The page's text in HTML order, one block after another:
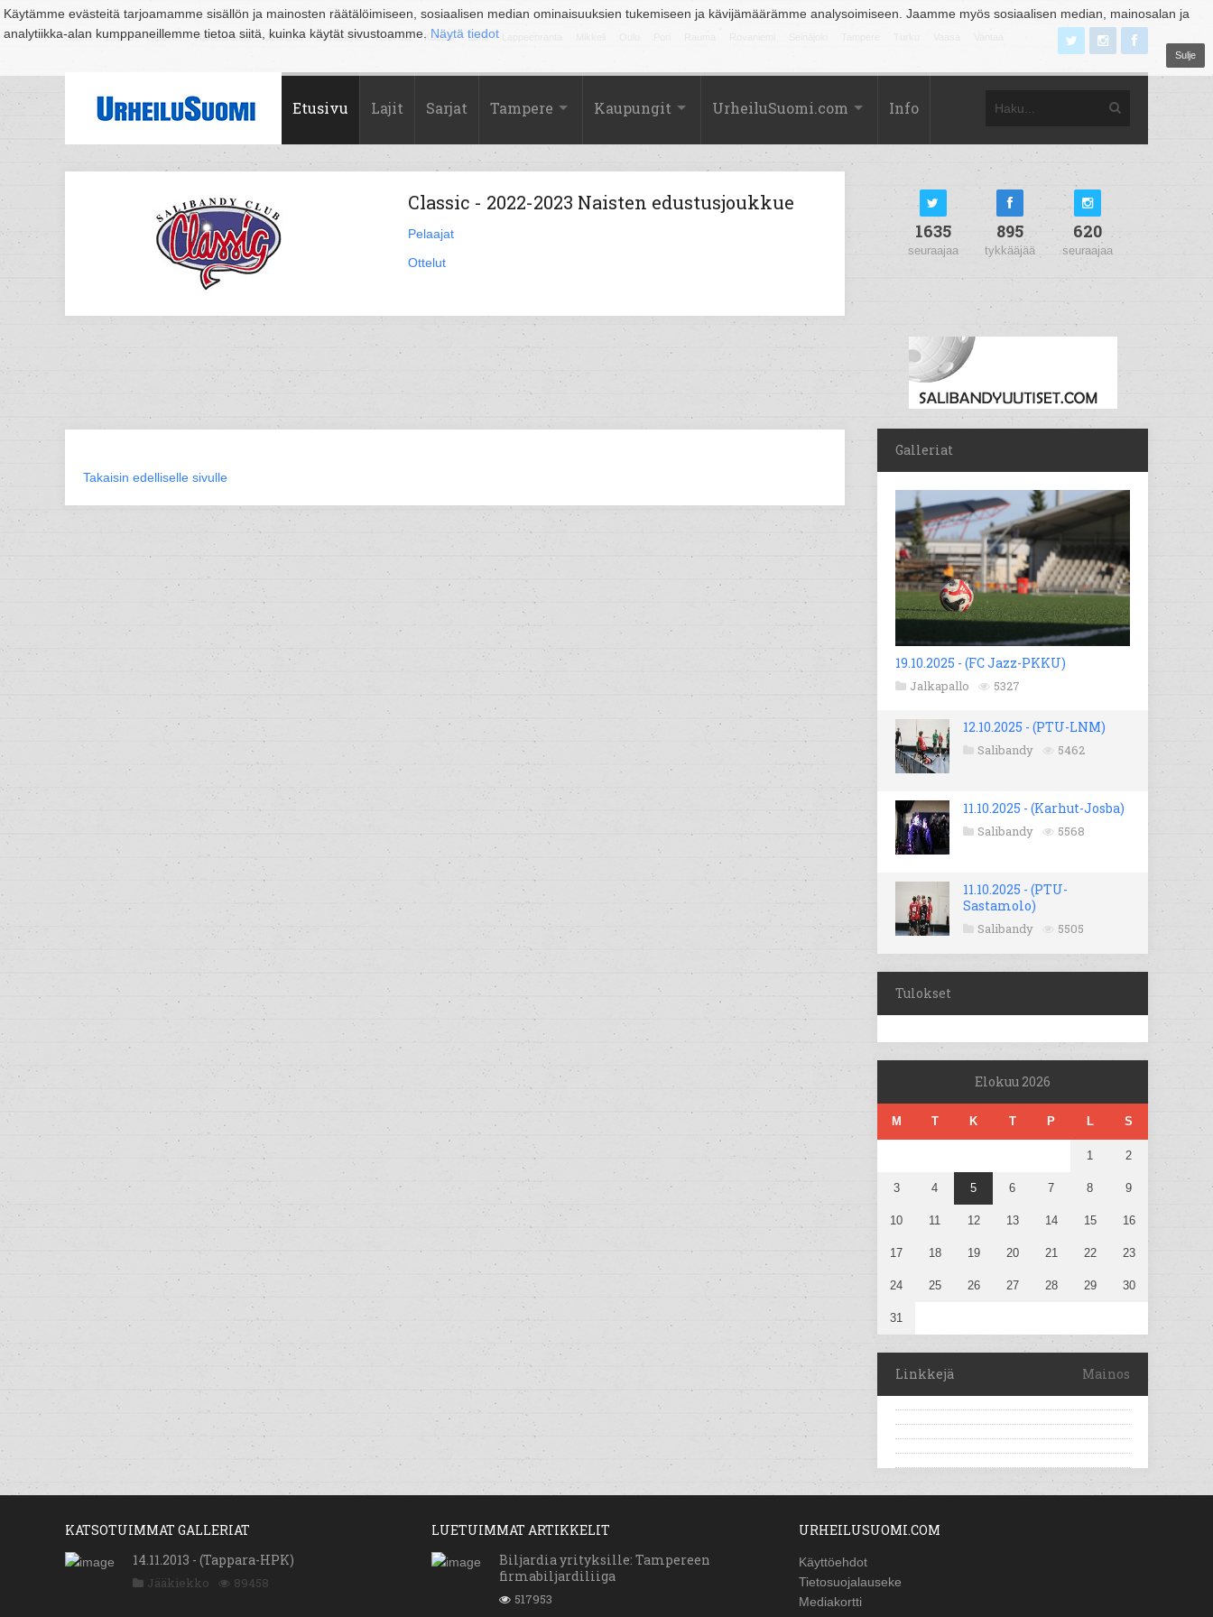
Käytämme evästeitä tarjoamamme sisällön ja mainosten räätälöimiseen, sosiaalisen median ominaisuuksien tukemiseen ja kävijämäärämme analysoimiseen. Jaamme myös sosiaalisen median, mainosalan ja
analytiikka-alan kumppaneillemme tietoa siitä, kuinka käytät sivustoamme. Näytä tiedot
Sulje
Suomi Espoo Helsinki Hämeenlinna Joensuu Jyväskylä Kouvola Kuopio Lahti
Etusivu Lajit Sarjat Tampere Kaupungit UrheiluSuomi.com Info
Classic - 2022-2023 Naisten edustusjoukkue
Pelaajat
Ottelut
Takaisin edelliselle sivulle
1635
seuraajaa
895
tykkääjää
620
seuraajaa
Galleriat
19.10.2025 - (FC Jazz-PKKU)
Jalkapallo 5327
12.10.2025 - (PTU-LNM)
Salibandy 5462
11.10.2025 - (Karhut-Josba)
Salibandy 5568
11.10.2025 - (PTU-
Sastamolo)
Salibandy 5505
Tulokset
Elokuu 2026
M T K T P L S
1 2
3 4 5 6 7 8 9
10 11 12 13 14 15 16
17 18 19 20 21 22 23
24 25 26 27 28 29 30
31
Linkkejä Mainos
KATSOTUIMMAT GALLERIAT
14.11.2013 - (Tappara-HPK)
Jääkiekko 89458
LUETUIMMAT ARTIKKELIT
Biljardia yrityksille: Tampereen
firmabiljardiliiga
517953
URHEILUSUOMI.COM
Käyttöehdot
Tietosuojalauseke
Mediakortti